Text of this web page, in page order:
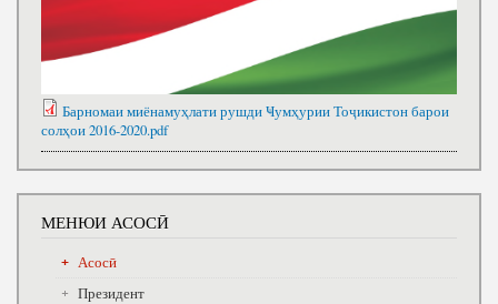
Барномаи миёнамуҳлати рушди Ҹумҳурии Тоҷикистон барои
солҳои 2016-2020.pdf
МЕНЮИ АСОСӢ
Асосӣ
Президент